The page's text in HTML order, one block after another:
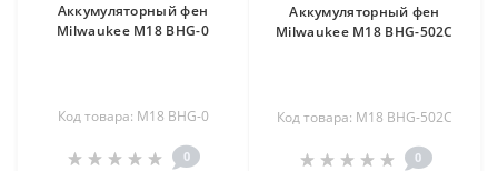
Аккумуляторный фен
Milwaukee M18 BHG-0
Код товара: M18 BHG-0
0
Аккумуляторный фен
Milwaukee M18 BHG-502C
Код товара: M18 BHG-502C
0